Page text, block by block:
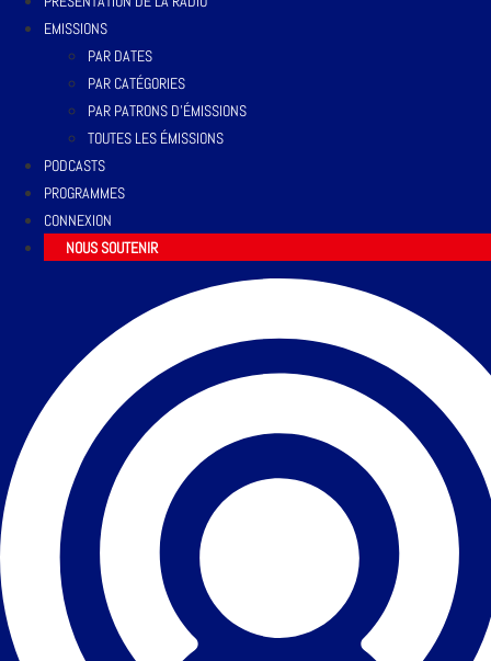
EMISSIONS
PAR DATES
PAR CATÉGORIES
PAR PATRONS D’ÉMISSIONS
TOUTES LES ÉMISSIONS
PODCASTS
PROGRAMMES
CONNEXION
NOUS SOUTENIR